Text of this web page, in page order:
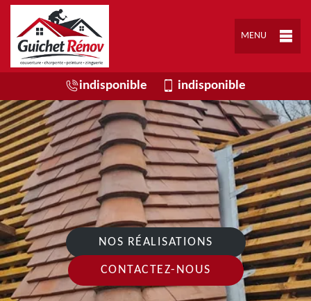
MENU
indisponible indisponible
NOS RÉALISATIONS
CONTACTEZ-NOUS